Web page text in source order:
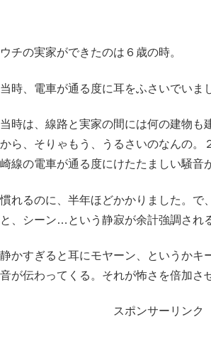
ウチの実家ができたのは６歳の時。
当時、電車が通る度に耳をふさいでいま
当時は、線路と実家の間には何の建物も
から、そりゃもう、うるさいのなんの。
崎線の電車が通る度にけたたましい騒音
慣れるのに、半年ほどかかりました。で
と、シーン…という静寂が余計強調され
静かすぎると耳にモヤーン、というかキ
音が伝わってくる。それが怖さを倍加さ
スポンサーリンク